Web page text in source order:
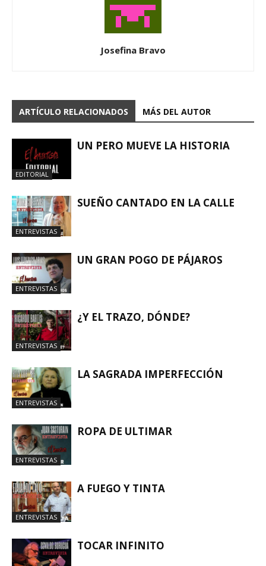
Josefina Bravo
ARTÍCULO RELACIONADOS MÁS DEL AUTOR
EDITORIAL
UN PERO MUEVE LA HISTORIA
ENTREVISTAS
SUEÑO CANTADO EN LA CALLE
ENTREVISTAS
UN GRAN POGO DE PÁJAROS
ENTREVISTAS
¿Y EL TRAZO, DÓNDE?
ENTREVISTAS
LA SAGRADA IMPERFECCIÓN
ENTREVISTAS
ROPA DE ULTIMAR
ENTREVISTAS
A FUEGO Y TINTA
TOCAR INFINITO